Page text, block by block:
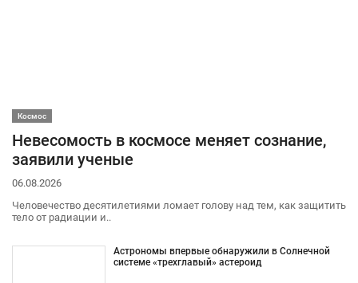
Космос
Невесомость в космосе меняет сознание,
заявили ученые
06.08.2026
Человечество десятилетиями ломает голову над тем, как защитить
тело от радиации и..
Астрономы впервые обнаружили в Солнечной
системе «трехглавый» астероид